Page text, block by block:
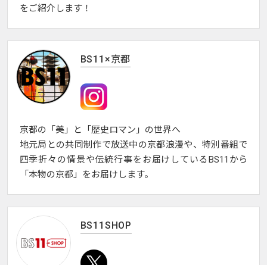
をご紹介します！
BS11×京都
京都の「美」と「歴史ロマン」の世界へ
地元局との共同制作で放送中の京都浪漫や、特別番組で
四季折々の情景や伝統行事をお届けしているBS11から
「本物の京都」をお届けします。
BS11SHOP